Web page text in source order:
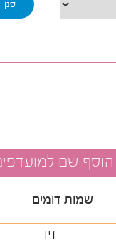
שמות דומים
זיו